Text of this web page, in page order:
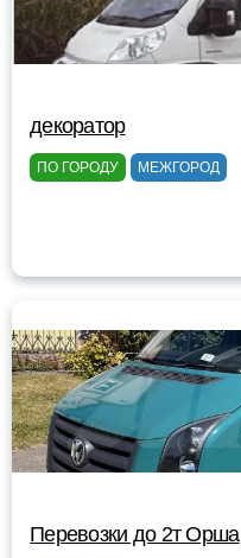
декоратор
ПО ГОРОДУ МЕЖГОРОД
Перевозки до 2т Орша